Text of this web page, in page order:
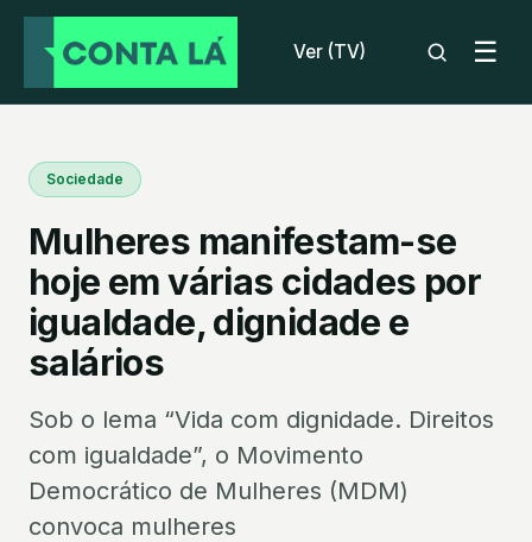
Ver (TV) ☰
Sociedade
Mulheres manifestam-se
hoje em várias cidades por
igualdade, dignidade e
salários
Sob o lema “Vida com dignidade. Direitos
com igualdade”, o Movimento
Democrático de Mulheres (MDM)
convoca mulheres